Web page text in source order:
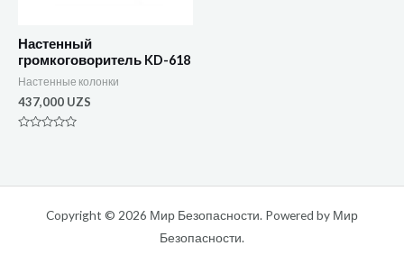
Настенный
громкоговоритель KD-618
Настенные колонки
437,000 UZS
Copyright © 2026 Мир Безопасности. Powered by Мир
Безопасности.